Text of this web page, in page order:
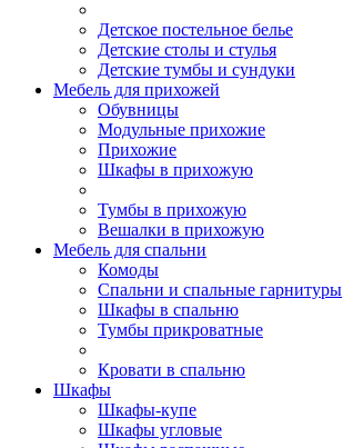
Детское постельное белье
Детские столы и стулья
Детские тумбы и сундуки
Мебель для прихожей
Обувницы
Модульные прихожие
Прихожие
Шкафы в прихожую
Тумбы в прихожую
Вешалки в прихожую
Мебель для спальни
Комоды
Спальни и спальные гарнитуры
Шкафы в спальню
Тумбы прикроватные
Кровати в спальню
Шкафы
Шкафы-купе
Шкафы угловые